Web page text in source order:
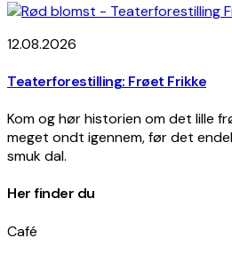
12.08.2026
Teaterforestilling: Frøet Frikke
Kom og hør historien om det lille
meget ondt igennem, før det
smuk dal.
Her finder du
Café